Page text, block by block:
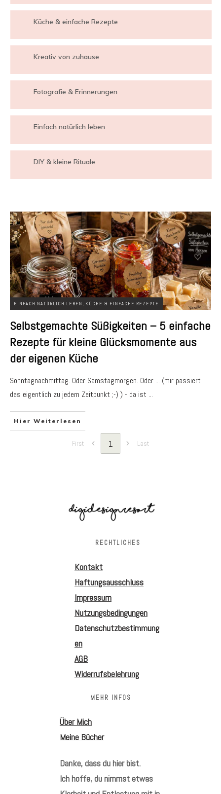
EINFACH NATÜRLICH LEBEN , KÜCHE & EINFACHE REZEPTE
Selbstgemachte Süßigkeiten – 5 einfache
Rezepte für kleine Glücksmomente aus
der eigenen Küche
Sonntagnachmittag. Oder Samstagmorgen. Oder ... (mir passiert
das eigentlich zu jedem Zeitpunkt ;-) ) - da ist ...
Hier Weiterlesen
First 1 Last
Küche & einfache Rezepte
Kreativ von zuhause
Fotografie & Erinnerungen
Einfach natürlich leben
DIY & kleine Rituale
RECHTLICHES
Kontakt
Haftungsausschluss
Impressum
Nutzungsbedingungen
Datenschutzbestimmung
en
AGB
Widerrufsbelehrung
MEHR INFOS
Über Mich
Meine Bücher
Danke, dass du hier bist.
Ich hoffe, du nimmst etwas